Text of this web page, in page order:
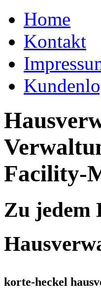
Home
Kontakt
Facility-
Zu jedem
korte-heckel